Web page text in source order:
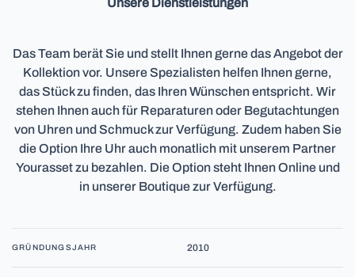
Das Team berät Sie und stellt Ihnen gerne das Angebot der
Kollektion vor. Unsere Spezialisten helfen Ihnen gerne,
das Stück zu finden, das Ihren Wünschen entspricht. Wir
stehen Ihnen auch für Reparaturen oder Begutachtungen
von Uhren und Schmuck zur Verfügung. Zudem haben Sie
die Option Ihre Uhr auch monatlich mit unserem Partner
Yourasset zu bezahlen. Die Option steht Ihnen Online und
in unserer Boutique zur Verfügung.
GRÜNDUNGSJAHR 2010